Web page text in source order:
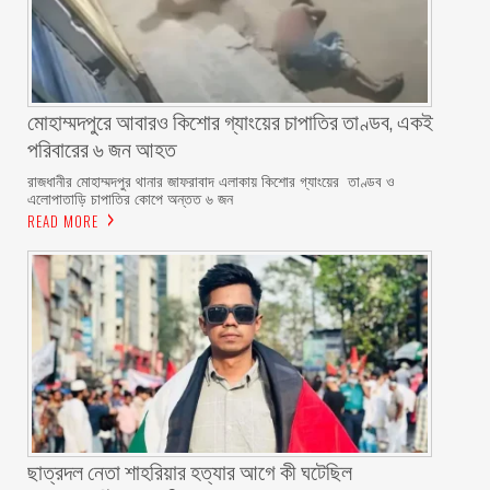
মোহাম্মদপুরে আবারও কিশোর গ্যাংয়ের চাপাতির তাণ্ডব, একই
পরিবারের ৬ জন আহত
রাজধানীর মোহাম্মদপুর থানার জাফরাবাদ এলাকায় কিশোর গ্যাংয়ের তাণ্ডব ও
এলোপাতাড়ি চাপাতির কোপে অন্তত ৬ জন
READ MORE
ছাত্রদল নেতা শাহরিয়ার হত্যার আগে কী ঘটেছিল